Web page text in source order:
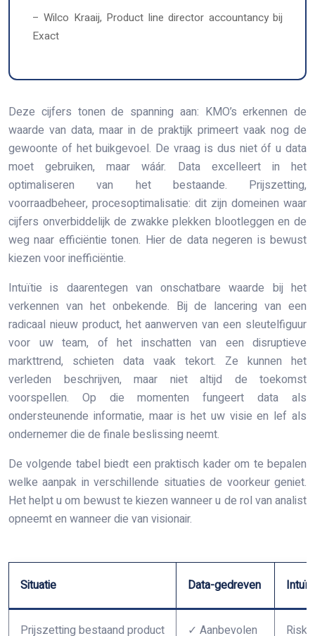
– Wilco Kraaij, Product line director accountancy bij
Exact
Deze cijfers tonen de spanning aan: KMO’s erkennen de
waarde van data, maar in de praktijk primeert vaak nog de
gewoonte of het buikgevoel. De vraag is dus niet óf u data
moet gebruiken, maar wáár. Data excelleert in het
optimaliseren van het bestaande. Prijszetting,
voorraadbeheer, procesoptimalisatie: dit zijn domeinen waar
cijfers onverbiddelijk de zwakke plekken blootleggen en de
weg naar efficiëntie tonen. Hier de data negeren is bewust
kiezen voor inefficiëntie.
Intuïtie is daarentegen van onschatbare waarde bij het
verkennen van het onbekende. Bij de lancering van een
radicaal nieuw product, het aanwerven van een sleutelfiguur
voor uw team, of het inschatten van een disruptieve
markttrend, schieten data vaak tekort. Ze kunnen het
verleden beschrijven, maar niet altijd de toekomst
voorspellen. Op die momenten fungeert data als
ondersteunende informatie, maar is het uw visie en lef als
ondernemer die de finale beslissing neemt.
De volgende tabel biedt een praktisch kader om te bepalen
welke aanpak in verschillende situaties de voorkeur geniet.
Het helpt u om bewust te kiezen wanneer u de rol van analist
opneemt en wanneer die van visionair.
Situatie Data-gedreven
Prijszetting bestaand product ✓ Aanbevolen